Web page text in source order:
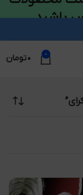
0 ۰تومان
باشید